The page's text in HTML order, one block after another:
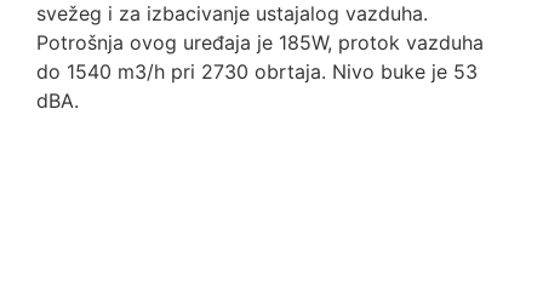
svežeg i za izbacivanje ustajalog vazduha.
Potrošnja ovog uređaja je 185W, protok vazduha
do 1540 m3/h pri 2730 obrtaja. Nivo buke je 53
dBA.